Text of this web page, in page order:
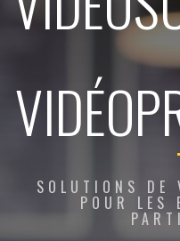
SOLUTIONS DE
POUR LES